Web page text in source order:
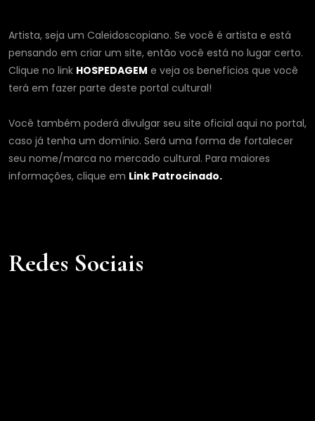
Artista, seja um Caleidoscopiano. Se você é artista e está
pensando em criar um site, então você está no lugar certo.
Clique no link HOSPEDAGEM e veja os benefícios que você
terá em fazer parte deste portal cultural!
Você também poderá divulgar seu site oficial aqui no portal,
caso já tenha um domínio. Será uma forma de fortalecer
seu nome/marca no mercado cultural. Para maiores
informações, clique em Link Patrocinado.
Redes Sociais